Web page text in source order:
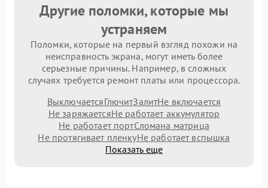
Другие поломки, которые мы
устраняем
Поломки, которые на первый взгляд похожи на
неисправность экрана, могут иметь более
серьезные причины. Например, в сложных
случаях требуется ремонт платы или процессора.
ВыключаетсяГлючитЗалитНе включается
Не заряжаетсяНе работает аккумулятор
Не работает портСломана матрица
Не протягивает пленкуНе работает вспышка
Показать еще